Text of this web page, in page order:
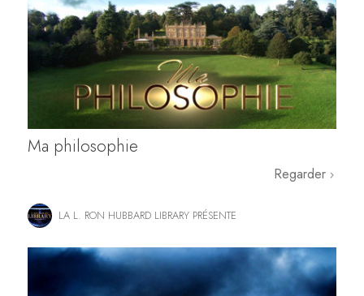
Ma philosophie
Regarder
LA L. RON HUBBARD LIBRARY PRÉSENTE